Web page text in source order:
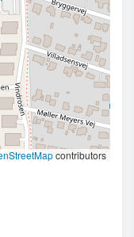
contributors